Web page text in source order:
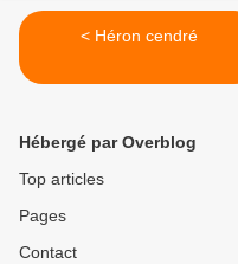
< Héron cendré
Hébergé par Overblog
Top articles
Pages
Contact